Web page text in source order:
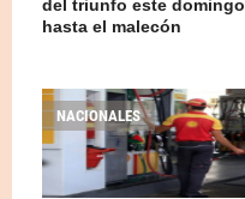
del triunfo este domingo
hasta el malecón
NACIONALES